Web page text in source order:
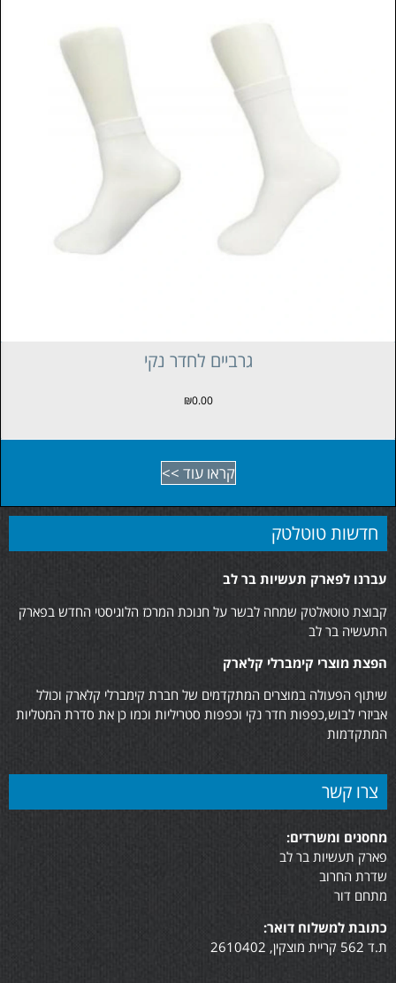
גרביים לחדר נקי
₪0.00
קראו עוד >>
חדשות טוטלטק
עברנו לפארק תעשיות בר לב
קבוצת טוטאלטק שמחה לבשר על חנוכת המרכז הלוגיסטי החדש בפארק
התעשיה בר לב
הפצת מוצרי קימברלי קלארק
שיתוף הפעולה במוצרים המתקדמים של חברת קימברלי קלארק וכולל
אביזרי לבוש,כפפות חדר נקי וכפפות סטריליות וכמו כן את סדרת המטליות
המתקדמות
צרו קשר
מחסנים ומשרדים:
פארק תעשיות בר לב
שדרת החרוב
מתחם דור
כתובת למשלוח דואר:
ת.ד 562 קריית מוצקין, 2610402